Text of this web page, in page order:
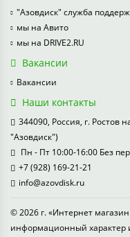
"Азовдиск" служба
мы на Авито
мы на DRIVE2.RU
Вакансии
Вакансии
Наши контакты
344090, Россия, г. Ростов
"Азовдиск")
Пн - Пт 10:00-16:00 Без
+7 (928) 169-21-21
info@azovdisk.ru
© 2026 г. «Интернет
информационный характер